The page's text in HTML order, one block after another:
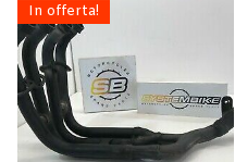
In offerta!